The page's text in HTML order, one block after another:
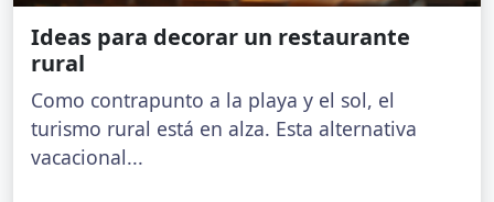
Ideas para decorar un restaurante
rural
Como contrapunto a la playa y el sol, el
turismo rural está en alza. Esta alternativa
vacacional...